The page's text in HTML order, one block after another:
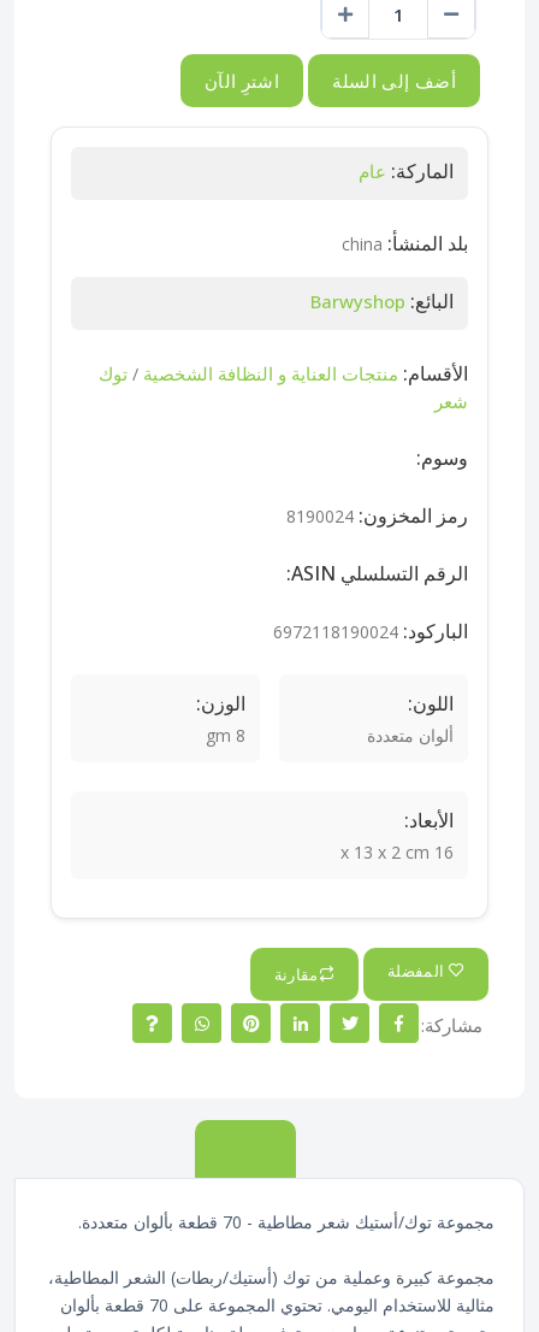
أضف إلى السلة اشترِ الآن
الماركة: عام
بلد المنشأ: china
البائع: Barwyshop
الأقسام: منتجات العناية و النظافة الشخصية / توك
شعر
وسوم:
رمز المخزون: 8190024
الرقم التسلسلي ASIN:
الباركود: 6972118190024
اللون:
ألوان متعددة
الوزن:
8 gm
الأبعاد:
16 x 13 x 2 cm
المفضلة مقارنة
مشاركة:
مجموعة توك/أستيك شعر مطاطية - 70 قطعة بألوان متعددة.
مجموعة كبيرة وعملية من توك (أستيك/ربطات) الشعر المطاطية،
مثالية للاستخدام اليومي. تحتوي المجموعة على 70 قطعة بألوان